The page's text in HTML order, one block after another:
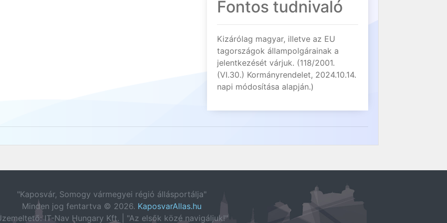
Fontos tudnivaló
Kizárólag magyar, illetve az EU
tagországok állampolgárainak a
jelentkezését várjuk. (118/2001.
(VI.30.) Kormányrendelet, 2024.10.14.
napi módosítása alapján.)
"Kaposvár, Somogy vármegyei régió állásportálja"
Minden jog fentartva © 2026. KaposvarAllas.hu
IT-Nav Hungary Kft. | "Az elsők közé navigáljuk!"